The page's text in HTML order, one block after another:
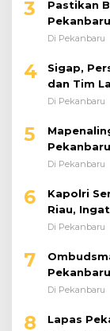
3
Pastikan
Puskessos
Di Pekanbaru
4
Sigap,
dan Tim
Di Pekanbaru
5
Edukasi
Di Pekanbaru
6
Kapolri
Riau,
Di Pekanbaru
7
Pekanbaru
Di Pekanbaru
8
Lapas